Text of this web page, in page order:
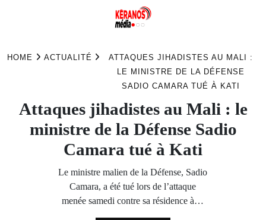
HOME ACTUALITÉ
ATTAQUES JIHADISTES AU MALI :
LE MINISTRE DE LA DÉFENSE
SADIO CAMARA TUÉ À KATI
Attaques jihadistes au Mali : le
ministre de la Défense Sadio
Camara tué à Kati
Le ministre malien de la Défense, Sadio
Camara, a été tué lors de l’attaque
menée samedi contre sa résidence à…